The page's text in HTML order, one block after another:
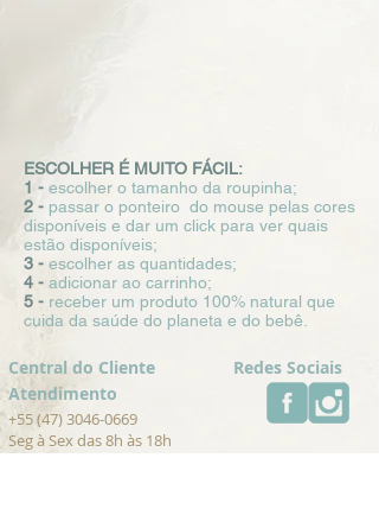
ESCOLHER É MUITO FÁCIL:
1 - escolher o tamanho da roupinha;
2 - passar o ponteiro do mouse pelas cores
disponíveis e dar um click para ver quais
estão disponíveis;
3 - escolher as quantidades;
4 - adicionar ao carrinho;
5 - receber um produto 100% natural que
cuida da saúde do planeta e do bebê.
Central do Cliente
Redes Sociais
Atendimento
+55 (47) 3046-0669
Seg à Sex das 8h às 18h